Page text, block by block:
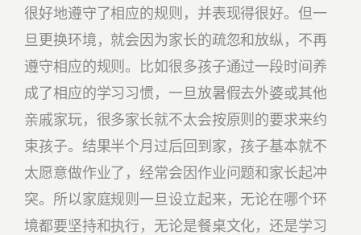
很好地遵守了相应的规则，并表现得很好。但一
旦更换环境，就会因为家长的疏忽和放纵，不再
遵守相应的规则。比如很多孩子通过一段时间养
成了相应的学习习惯，一旦放暑假去外婆或其他
亲戚家玩，很多家长就不太会按原则的要求来约
束孩子。结果半个月过后回到家，孩子基本就不
太愿意做作业了，经常会因作业问题和家长起冲
突。所以家庭规则一旦设立起来，无论在哪个环
境都要坚持和执行，无论是餐桌文化，还是学习